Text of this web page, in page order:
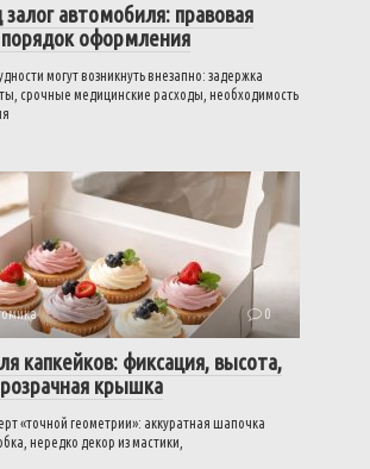
автомобиля: правовая
оформления
могут возникнуть внезапно: задержка
срочные медицинские расходы, необходимость
0
капкейков: фиксация, высота,
крышка
«точной геометрии»: аккуратная шапочка
нередко декор из мастики,